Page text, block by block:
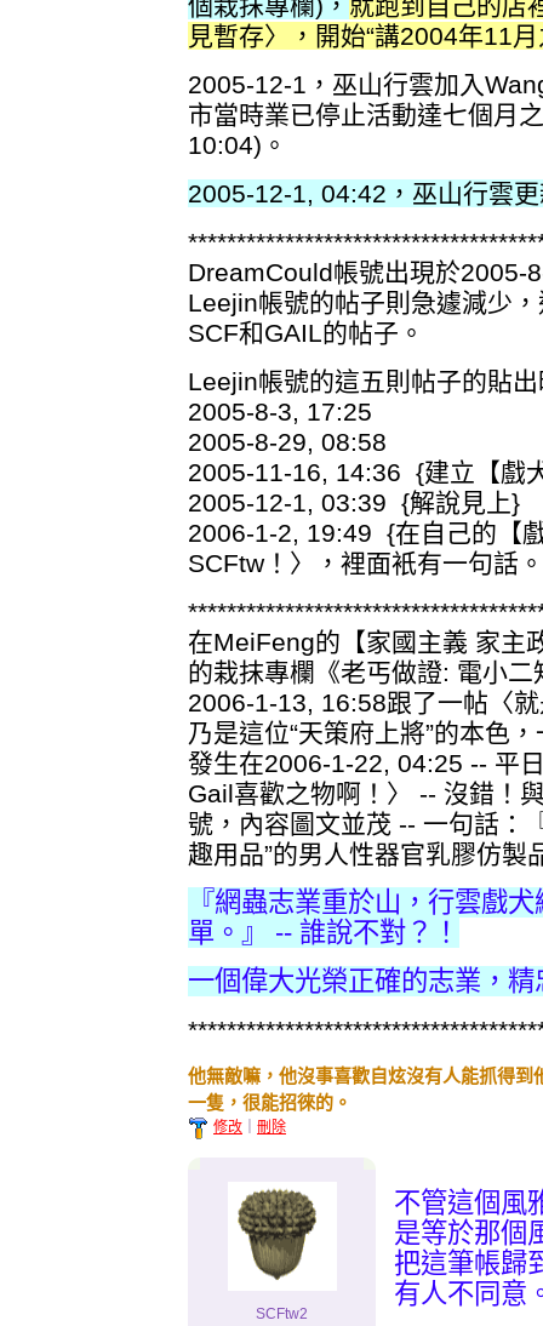
見暫存〉，開始“講2004年11月
2005-12-1，巫山行雲加入
市當時業已停止活動達七個月
10:04)。
2005-12-1, 04:42，巫山行雲
DreamCould帳號出現於2005-
Leejin帳號的帖子則急遽減少
SCF和GAIL的帖子。
Leejin帳號的這五則帖子的貼
2005-8-3, 17:25
2005-8-29, 08:58
2005-11-16, 14:36 {建立【戲
2005-12-1, 03:39 {解說見上}
2006-1-2, 19:49 {在自己的【
SCFtw！〉，裡面衹有一句話
在MeiFeng的【家國主義 家主
的栽抹專欄《老丐做證: 電小
2006-1-13, 16:58跟了一帖〈
乃是這位“天策府上將”的本色
發生在2006-1-22, 04:25 -- 平
Gail喜歡之物啊！〉 -- 沒錯！
號，內容圖文並茂 -- 一句話：
趣用品”的男人性器官乳膠仿製
『網蟲志業重於山，行雲戲
單。』 -- 誰說不對？！
一個偉大光榮正確的志業，
他無敵嘛，他沒事喜歡自炫沒有人能抓得
一隻，很能招徠的。
修改 刪除
SCFtw2
不管這個風
是等於那個
把這筆帳歸
有人不同意